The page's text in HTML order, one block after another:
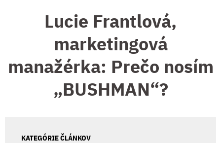
Lucie Frantlová,
marketingová
manažérka: Prečo nosím
„BUSHMAN“?
KATEGÓRIE ČLÁNKOV